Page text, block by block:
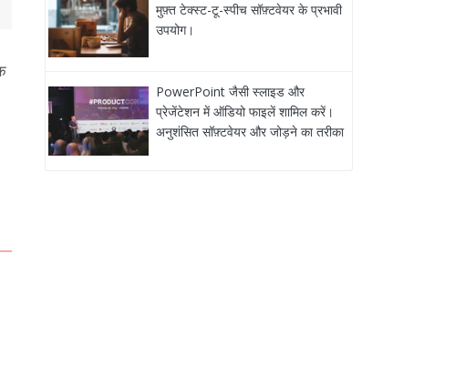
मुफ़्त टेक्स्ट-टू-स्पीच सॉफ़्टवेयर के प्रभावी
उपयोग।
PowerPoint जैसी स्लाइड और
प्रेजेंटेशन में ऑडियो फाइलें शामिल करें।
अनुशंसित सॉफ़्टवेयर और जोड़ने का तरीका